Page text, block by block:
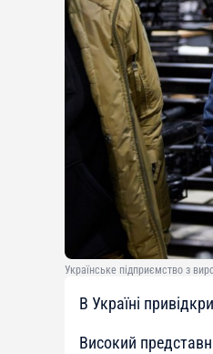
Українське підприємство з
В Україні
Високий